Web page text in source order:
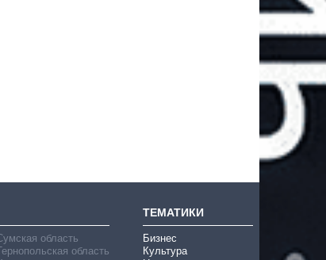
область
область
ТЕМАТИКИ
Бизнес
Культура